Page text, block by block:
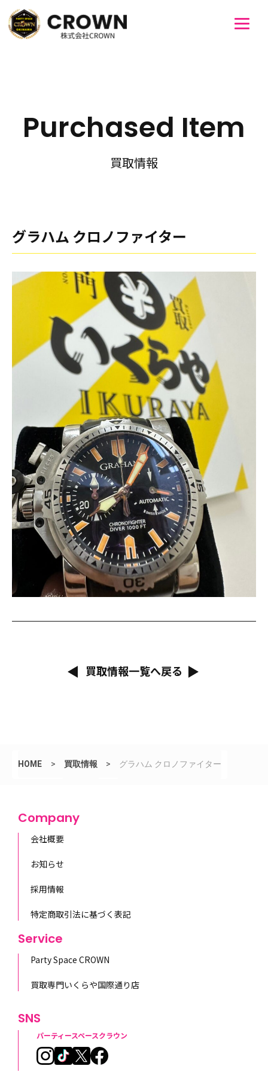
Purchased Item
買取情報
グラハム クロノファイター
買取情報一覧へ戻る
HOME > 買取情報 > グラハム クロノファイター
Company
会社概要
お知らせ
採用情報
特定商取引法に基づく表記
Service
Party Space CROWN
買取専門いくらや国際通り店
SNS
パーティースペースクラウン